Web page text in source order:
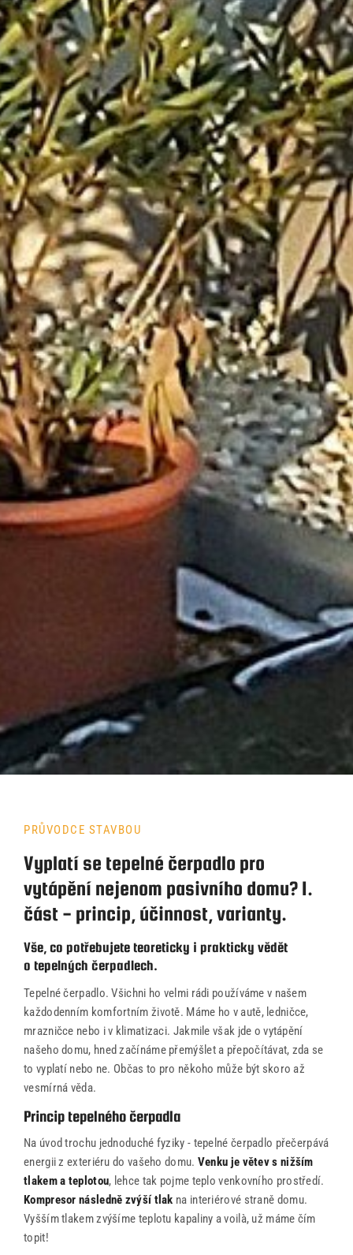
Úvod
Naše služby
Reference
Průvodce stavbou
O ateliéru
Řekli o nás
Kontakty
PRŮVODCE STAVBOU
Vyplatí se tepelné čerpadlo pro
vytápění nejenom pasivního domu? I.
část - princip, účinnost, varianty.
Vše, co potřebujete teoreticky i prakticky vědět
o tepelných čerpadlech.
Tepelné čerpadlo. Všichni ho velmi rádi používáme v našem
každodenním komfortním životě. Máme ho v autě, ledničce,
mrazničce nebo i v klimatizaci. Jakmile však jde o vytápění
našeho domu, hned začínáme přemýšlet a přepočítávat, zda se
to vyplatí nebo ne. Občas to pro někoho může být skoro až
vesmírná věda.
Princip tepelného čerpadla
Na úvod trochu jednoduché fyziky - tepelné čerpadlo přečerpává
energii z exteriéru do vašeho domu. Venku je větev s nižším
tlakem a teplotou, lehce tak pojme teplo venkovního prostředí.
Kompresor následně zvýší tlak na interiérové straně domu.
Vyšším tlakem zvýšíme teplotu kapaliny a voilà, už máme čím
topit!